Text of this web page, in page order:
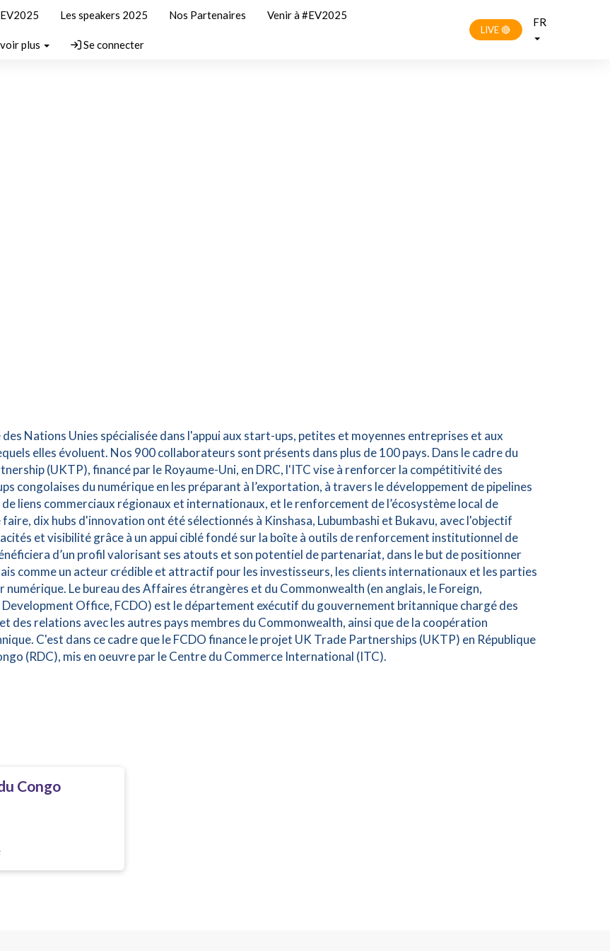
Les speakers 2025 Nos Partenaires Venir à #EV2025
plus Se connecter
LIVE 🔴
FR
des Nations Unies spécialisée dans l'appui aux start-ups, petites et moyennes entreprises et aux
elles évoluent. Nos 900 collaborateurs sont présents dans plus de 100 pays. Dans le cadre du
(UKTP), financé par le Royaume-Uni, en DRC, l'ITC vise à renforcer la compétitivité des
congolaises du numérique en les préparant à l’exportation, à travers le développement de pipelines
liens commerciaux régionaux et internationaux, et le renforcement de l’écosystème local de
faire, dix hubs d'innovation ont été sélectionnés à Kinshasa, Lubumbashi et Bukavu, avec l'objectif
et visibilité grâce à un appui ciblé fondé sur la boîte à outils de renforcement institutionnel de
d’un profil valorisant ses atouts et son potentiel de partenariat, dans le but de positionner
comme un acteur crédible et attractif pour les investisseurs, les clients internationaux et les parties
numérique. Le bureau des Affaires étrangères et du Commonwealth (en anglais, le Foreign,
Office, FCDO) est le département exécutif du gouvernement britannique chargé des
des relations avec les autres pays membres du Commonwealth, ainsi que de la coopération
C'est dans ce cadre que le FCDO finance le projet UK Trade Partnerships (UKTP) en République
(RDC), mis en oeuvre par le Centre du Commerce International (ITC).
Congo